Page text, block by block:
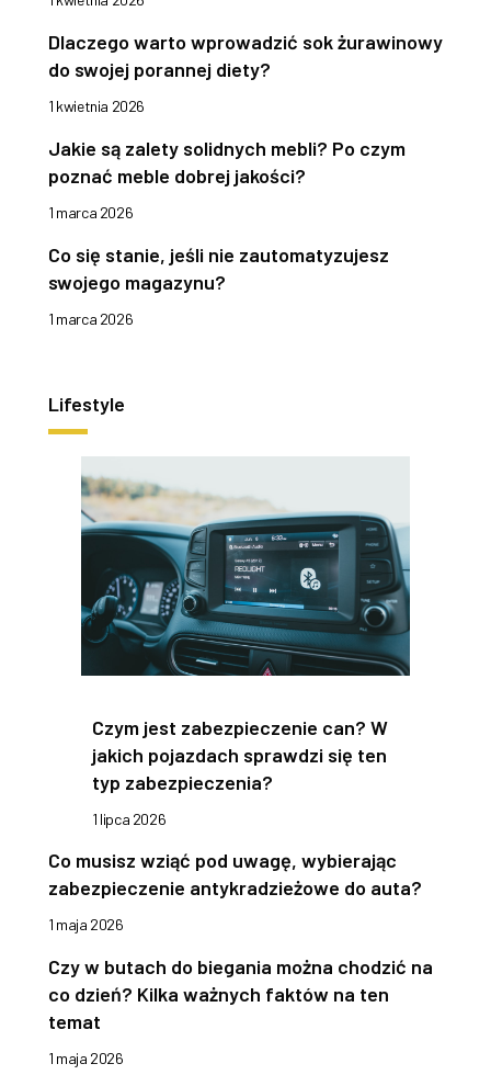
Dlaczego warto wprowadzić sok żurawinowy
do swojej porannej diety?
1 kwietnia 2026
Jakie są zalety solidnych mebli? Po czym
poznać meble dobrej jakości?
1 marca 2026
Co się stanie, jeśli nie zautomatyzujesz
swojego magazynu?
1 marca 2026
Lifestyle
Czym jest zabezpieczenie can? W
jakich pojazdach sprawdzi się ten
typ zabezpieczenia?
1 lipca 2026
Co musisz wziąć pod uwagę, wybierając
zabezpieczenie antykradzieżowe do auta?
1 maja 2026
Czy w butach do biegania można chodzić na
co dzień? Kilka ważnych faktów na ten
temat
1 maja 2026